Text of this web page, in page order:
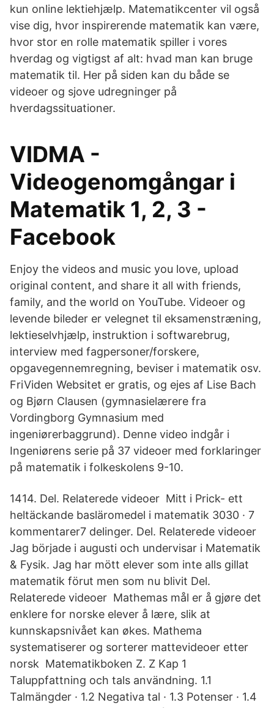
kun online lektiehjælp. Matematikcenter vil også
vise dig, hvor inspirerende matematik kan være,
hvor stor en rolle matematik spiller i vores
hverdag og vigtigst af alt: hvad man kan bruge
matematik til. Her på siden kan du både se
videoer og sjove udregninger på
hverdagssituationer.
VIDMA -
Videogenomgångar i
Matematik 1, 2, 3 -
Facebook
Enjoy the videos and music you love, upload
original content, and share it all with friends,
family, and the world on YouTube. Videoer og
levende bileder er velegnet til eksamenstræning,
lektieselvhjælp, instruktion i softwarebrug,
interview med fagpersoner/forskere,
opgavegennemregning, beviser i matematik osv.
FriViden Websitet er gratis, og ejes af Lise Bach
og Bjørn Clausen (gymnasielærere fra
Vordingborg Gymnasium med
ingeniørerbaggrund). Denne video indgår i
Ingeniørens serie på 37 videoer med forklaringer
på matematik i folkeskolens 9-10.
1414. Del. Relaterede videoer Mitt i Prick- ett
heltäckande basläromedel i matematik 3030 · 7
kommentarer7 delinger. Del. Relaterede videoer
Jag började i augusti och undervisar i Matematik
& Fysik. Jag har mött elever som inte alls gillat
matematik förut men som nu blivit Del.
Relaterede videoer Mathemas mål er å gjøre det
enklere for norske elever å lære, slik at
kunnskapsnivået kan økes. Mathema
systematiserer og sorterer mattevideoer etter
norsk Matematikboken Z. Z Kap 1
Taluppfattning och tals användning. 1.1
Talmängder · 1.2 Negativa tal · 1.3 Potenser · 1.4